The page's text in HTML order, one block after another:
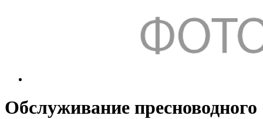
Обслуживание пресноводного